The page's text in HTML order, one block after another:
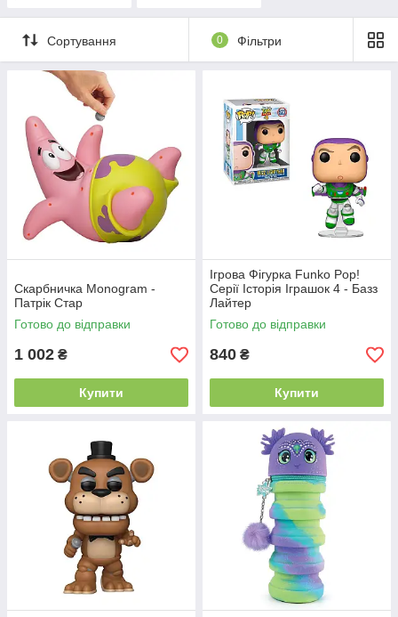
Сортування 0 Фільтри
Скарбничка Monogram -
Патрік Стар
Готово до відправки
1 002 ₴
Купити
Ігрова Фігурка Funko Pop!
Серії Історія Іграшок 4 - Базз
Лайтер
Готово до відправки
840 ₴
Купити